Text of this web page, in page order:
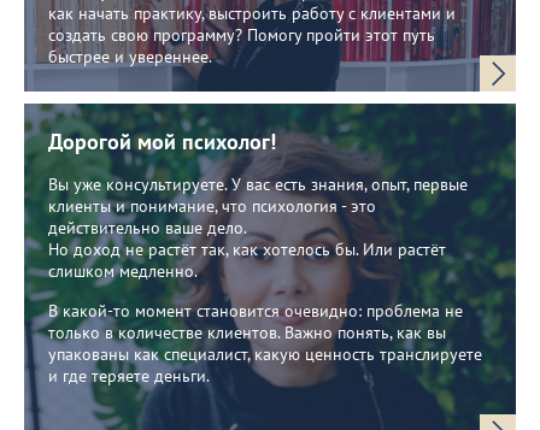
как начать практику, выстроить работу с клиентами и
создать свою программу? Помогу пройти этот путь
быстрее и увереннее.
Дорогой мой психолог!
Вы уже консультируете. У вас есть знания, опыт, первые
клиенты и понимание, что психология - это
действительно ваше дело.
Но доход не растёт так, как хотелось бы. Или растёт
слишком медленно.
В какой-то момент становится очевидно: проблема не
только в количестве клиентов. Важно понять, как вы
упакованы как специалист, какую ценность транслируете
и где теряете деньги.